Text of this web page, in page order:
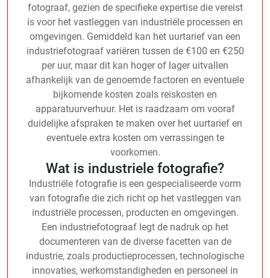
fotograaf, gezien de specifieke expertise die vereist
is voor het vastleggen van industriële processen en
omgevingen. Gemiddeld kan het uurtarief van een
industriefotograaf variëren tussen de €100 en €250
per uur, maar dit kan hoger of lager uitvallen
afhankelijk van de genoemde factoren en eventuele
bijkomende kosten zoals reiskosten en
apparatuurverhuur. Het is raadzaam om vooraf
duidelijke afspraken te maken over het uurtarief en
eventuele extra kosten om verrassingen te
voorkomen.
Wat is industriele fotografie?
Industriële fotografie is een gespecialiseerde vorm
van fotografie die zich richt op het vastleggen van
industriële processen, producten en omgevingen.
Een industriefotograaf legt de nadruk op het
documenteren van de diverse facetten van de
industrie, zoals productieprocessen, technologische
innovaties, werkomstandigheden en personeel in